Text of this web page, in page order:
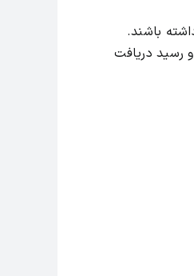
باشند.
سازمان تسلیم و رسید دریافت